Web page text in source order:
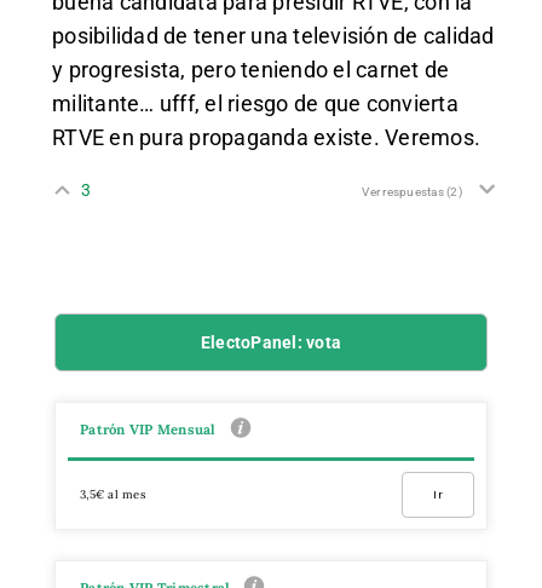
posibilidad de tener una televisión de calidad
y progresista, pero teniendo el carnet de
militante… ufff, el riesgo de que convierta
RTVE en pura propaganda existe. Veremos.
3 Ver respuestas(2)
ElectoPanel: vota
Patrón VIP Mensual
3,5€ al mes Ir